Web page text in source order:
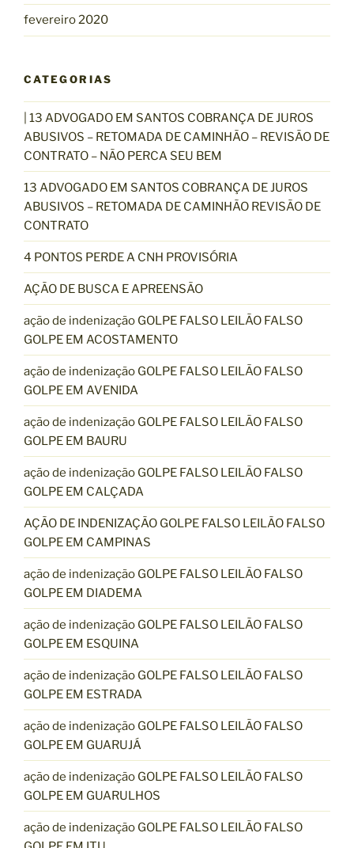
fevereiro 2020
CATEGORIAS
| 13 ADVOGADO EM SANTOS COBRANÇA DE JUROS
ABUSIVOS – RETOMADA DE CAMINHÃO – REVISÃO DE
CONTRATO – NÃO PERCA SEU BEM
13 ADVOGADO EM SANTOS COBRANÇA DE JUROS
ABUSIVOS – RETOMADA DE CAMINHÃO REVISÃO DE
CONTRATO
4 PONTOS PERDE A CNH PROVISÓRIA
AÇÃO DE BUSCA E APREENSÃO
ação de indenização GOLPE FALSO LEILÃO FALSO
GOLPE EM ACOSTAMENTO
ação de indenização GOLPE FALSO LEILÃO FALSO
GOLPE EM AVENIDA
ação de indenização GOLPE FALSO LEILÃO FALSO
GOLPE EM BAURU
ação de indenização GOLPE FALSO LEILÃO FALSO
GOLPE EM CALÇADA
AÇÃO DE INDENIZAÇÃO GOLPE FALSO LEILÃO FALSO
GOLPE EM CAMPINAS
ação de indenização GOLPE FALSO LEILÃO FALSO
GOLPE EM DIADEMA
ação de indenização GOLPE FALSO LEILÃO FALSO
GOLPE EM ESQUINA
ação de indenização GOLPE FALSO LEILÃO FALSO
GOLPE EM ESTRADA
ação de indenização GOLPE FALSO LEILÃO FALSO
GOLPE EM GUARUJÁ
ação de indenização GOLPE FALSO LEILÃO FALSO
GOLPE EM GUARULHOS
ação de indenização GOLPE FALSO LEILÃO FALSO